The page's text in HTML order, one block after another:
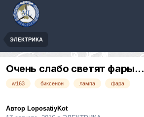
ЭЛЕКТРИКА
Очень слабо светят фары...
w163 биксенон лампа фара
Автор LoposatiyKot